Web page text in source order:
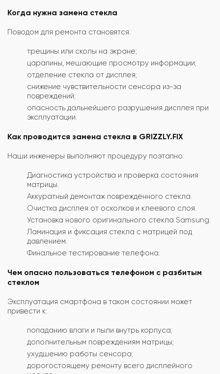
Когда нужна замена стекла
Поводом для ремонта становятся:
трещины или сколы на экране;
царапины, мешающие просмотру информации;
отделение стекла от дисплея;
снижение чувствительности сенсора из-за
повреждений;
опасность дальнейшего разрушения дисплея при
эксплуатации.
Как проводится замена стекла в GRIZZLY.FIX
Наши инженеры выполняют процедуру поэтапно:
Диагностика устройства и проверка состояния
матрицы.
Аккуратный демонтаж повреждённого стекла.
Очистка дисплея от осколков и клеевого слоя.
Установка нового оригинального стекла Samsung.
Ламинация и фиксация стекла с матрицей под
давлением.
Финальное тестирование телефона.
Чем опасно пользоваться телефоном с разбитым
стеклом
Эксплуатация смартфона в таком состоянии может
привести к:
попаданию влаги и пыли внутрь корпуса;
дополнительным повреждениям матрицы;
ухудшению работы сенсора;
дорогостоящему ремонту всего дисплейного